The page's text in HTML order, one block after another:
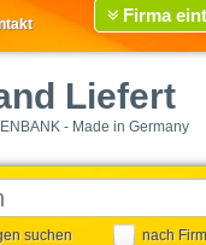
Firma
Liefert
- Made in Germany
suchen nach